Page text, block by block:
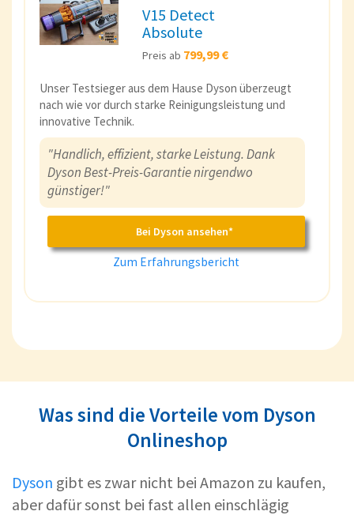
V15 Detect
Absolute
Preis ab 799,99 €
Unser Testsieger aus dem Hause Dyson überzeugt
nach wie vor durch starke Reinigungsleistung und
innovative Technik.
"Handlich, effizient, starke Leistung. Dank
Dyson Best-Preis-Garantie nirgendwo
günstiger!"
Bei Dyson ansehen*
Zum Erfahrungsbericht
Was sind die Vorteile vom Dyson
Onlineshop
Dyson gibt es zwar nicht bei Amazon zu kaufen,
aber dafür sonst bei fast allen einschlägig